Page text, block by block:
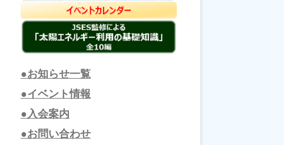
●お知らせ一覧
●イベント情報
●入会案内
●お問い合わせ